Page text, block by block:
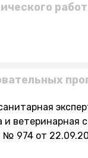
и
974 от